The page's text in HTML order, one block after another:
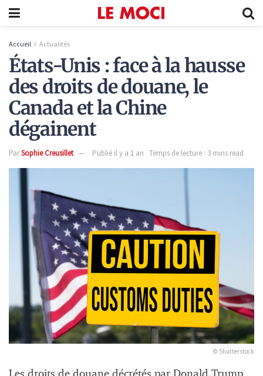
Accueil Actualités
États-Unis : face à la hausse
des droits de douane, le
Canada et la Chine
dégainent
ParSophie Creusillet Publié il y a 1 an Temps de lecture : 3 mins read
© Shutterstock